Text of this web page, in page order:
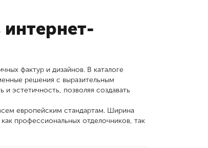
фактур и дизайнов. В каталоге
решения с выразительным
эстетичность, позволяя создавать
европейским стандартам. Ширина
профессиональных отделочников, так